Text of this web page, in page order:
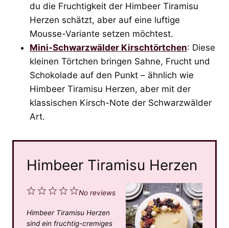
du die Fruchtigkeit der Himbeer Tiramisu
Herzen schätzt, aber auf eine luftige
Mousse-Variante setzen möchtest.
Mini-Schwarzwälder Kirschtörtchen: Diese
kleinen Törtchen bringen Sahne, Frucht und
Schokolade auf den Punkt – ähnlich wie
Himbeer Tiramisu Herzen, aber mit der
klassischen Kirsch-Note der Schwarzwälder
Art.
Himbeer Tiramisu Herzen
5
t
4
t
3
t
2
t
1
t
No reviews
Himbeer Tiramisu Herzen
sind ein fruchtig-cremiges